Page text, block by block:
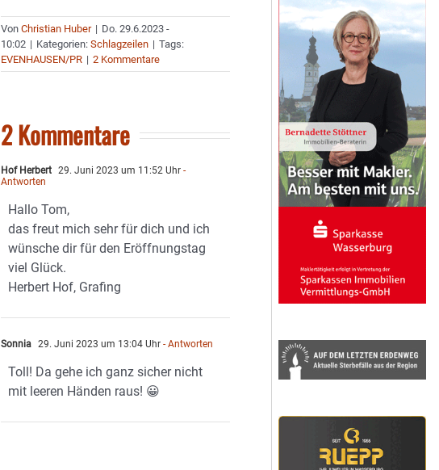
VonChristian Huber | Do. 29.6.2023 -
10:02 | Kategorien:Schlagzeilen | Tags:
EVENHAUSEN/PR | 2 Kommentare
2 Kommentare
Hof Herbert 29. Juni 2023 um 11:52 Uhr -
Antworten
Hallo Tom,
das freut mich sehr für dich und ich
wünsche dir für den Eröffnungstag
viel Glück.
Herbert Hof, Grafing
Sonnia 29. Juni 2023 um 13:04 Uhr - Antworten
Toll! Da gehe ich ganz sicher nicht
mit leeren Händen raus! 😀